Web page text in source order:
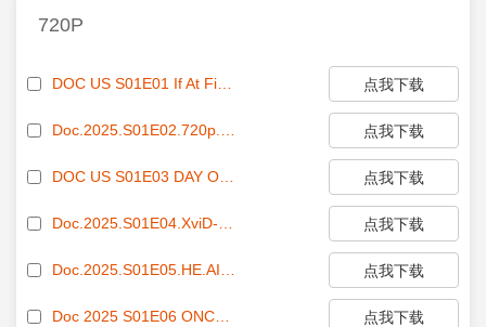
720P
点我下载
点我下载
点我下载
点我下载
点我下载
点我下载